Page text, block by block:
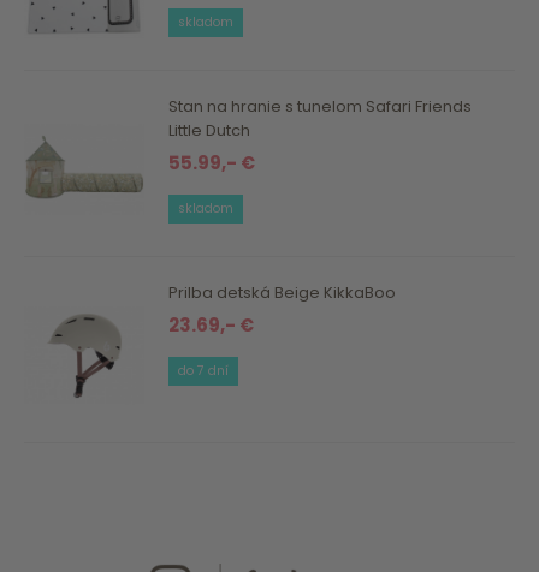
skladom
Stan na hranie s tunelom Safari Friends
Little Dutch
55.99,- €
skladom
Prilba detská Beige KikkaBoo
23.69,- €
do 7 dní